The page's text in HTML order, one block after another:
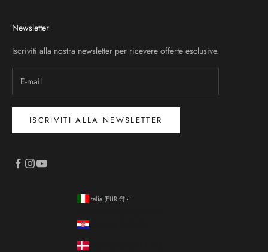
Newsletter
Iscriviti alla nostra newsletter per ricevere offerte esclusive.
ISCRIVITI ALLA NEWSLETTER
Italia (EUR €)
Croazia (EUR €)
Danimarca (DKK kr.)